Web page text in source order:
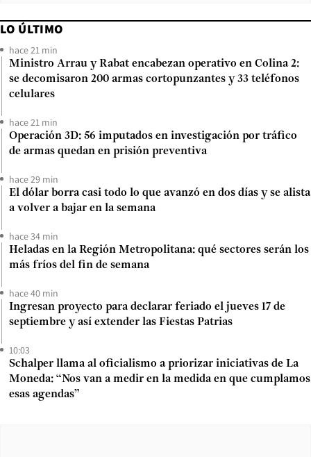
LO ÚLTIMO
hace 21 min
Ministro Arrau y Rabat encabezan operativo en Colina 2:
se decomisaron 200 armas cortopunzantes y 33 teléfonos
celulares
hace 21 min
Operación 3D: 56 imputados en investigación por tráfico
de armas quedan en prisión preventiva
hace 29 min
El dólar borra casi todo lo que avanzó en dos días y se alista
a volver a bajar en la semana
hace 34 min
Heladas en la Región Metropolitana: qué sectores serán los
más fríos del fin de semana
hace 40 min
Ingresan proyecto para declarar feriado el jueves 17 de
septiembre y así extender las Fiestas Patrias
10:03
Schalper llama al oficialismo a priorizar iniciativas de La
Moneda: “Nos van a medir en la medida en que cumplamos
esas agendas”